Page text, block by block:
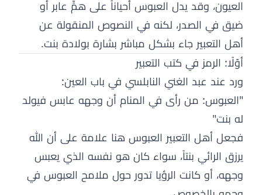
العيون، وقد يدل العبوس أحياناً على همٍّ عابر أو
ضيق في الصدر، لكنه في النصوص المنقولة عن
أهل التعبير جاء بشكل مباشر بشارة بولادة بنت.
أوّلًا: الرمز في كتب التعبير
ورد عند عبد الغني النابلسي في باب العين:
"العبوس: من رأى في المنام أن وجهه عابس فيولد
له بنت"
فجعل أهل التعبير العبوس هنا علامة على أن الله
يرزق الرائي بنتاً، سواء كان هو نفسه الذي يعبس
وجهه، أو كانت الرؤيا تدور حول ملامح العبوس في